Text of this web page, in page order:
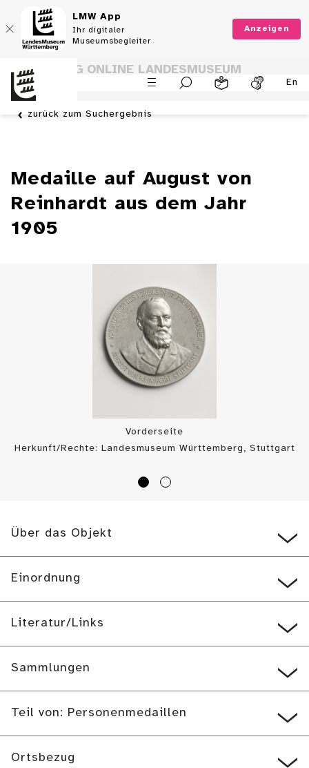
LMW App
Ihr digitaler
Museumsbegleiter
Anzeigen
En
SAMMLUNG ONLINE LANDESMUSEUM
WÜRTTEMBERG
zurück zum Suchergebnis
Medaille auf August von
Reinhardt aus dem Jahr
1905
Vorderseite
Herkunft/Rechte: Landesmuseum Württemberg, Stuttgart
Über das Objekt
Einordnung
Literatur/Links
Sammlungen
Teil von: Personenmedaillen
Ortsbezug